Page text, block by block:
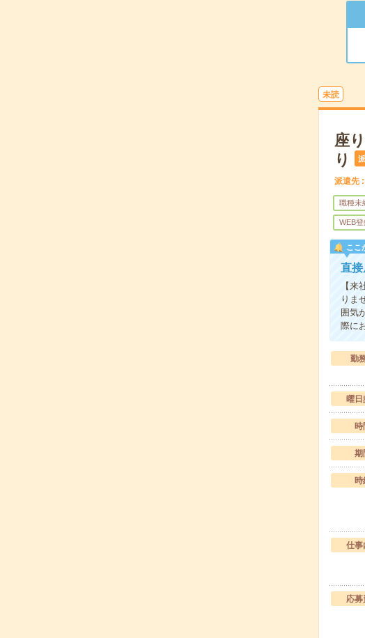
未読
座
り
派遣先
職種未
WEB
ここ
直
【
りま
囲気
際に
勤
曜日
時
期
時
仕事
応募